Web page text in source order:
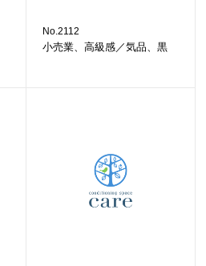
No.2112
小売業、高級感／気品、黒